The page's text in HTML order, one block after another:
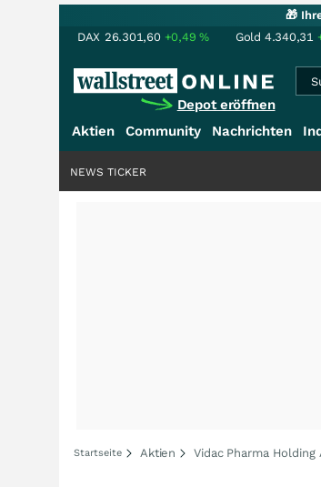
🎁
DAX 26.301,60 +0,49% Gold 4.340,31
Depot eröffnen
Aktien Community Nachrichten
NEWS TICKER
Startseite Aktien Vidac Pharma Holding